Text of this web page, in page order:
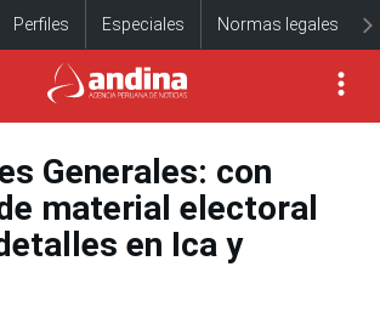
Perfiles Especiales Normas legales
Generales: con
material electoral
en Ica y